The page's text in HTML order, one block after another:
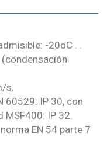
-20oC . .
s.
60529: IP 30, con
MSF400: IP 32.
EN 54 parte 7